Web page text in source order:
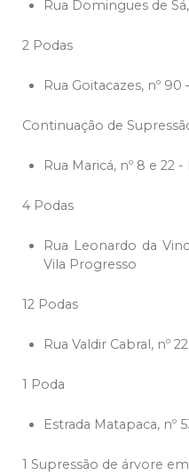
Rua Domingues de
2 Podas
Rua Goitacazes, nº 90
Continuação de
Rua Maricá, nº 8 e 22
4 Podas
Rua Leonardo da
Vila Progresso
12 Podas
Rua Valdir Cabral, nº
1 Poda
Estrada Matapaca, nº
1 Supressão de árvore